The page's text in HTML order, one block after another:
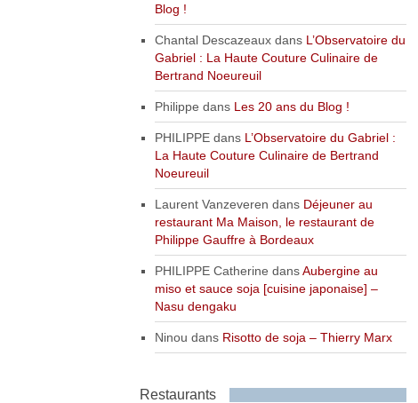
Blog !
Chantal Descazeauxdans L’Observatoire du
Gabriel : La Haute Couture Culinaire de
Bertrand Noeureuil
Philippe dans Les 20 ans du Blog !
PHILIPPEdans L’Observatoire du Gabriel :
La Haute Couture Culinaire de Bertrand
Noeureuil
Laurent Vanzeveren dans Déjeuner au
restaurant Ma Maison, le restaurant de
Philippe Gauffre à Bordeaux
PHILIPPE Catherine dansAubergine au
miso et sauce soja [cuisine japonaise] –
Nasu dengaku
Ninou dans Risotto de soja – Thierry Marx
Restaurants